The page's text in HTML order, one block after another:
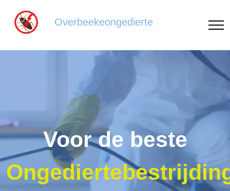
Overbeekeongedierte
Voor de beste